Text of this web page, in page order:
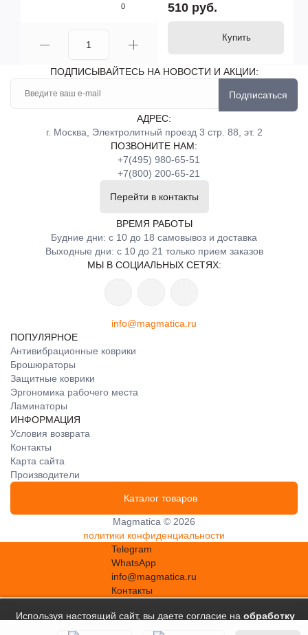
0 510 руб.
Купить
ПОДПИСЫВАЙТЕСЬ НА НОВОСТИ И АКЦИИ:
Подписаться
АДРЕС:
г. Москва, Электролитный проезд 3 стр. 88, эт. 2
ПОЗВОНИТЕ НАМ:
+7(495) 980-65-51
+7(800) 200-65-21
Перейти в контакты
ВРЕМЯ РАБОТЫ
Будние дни: с 10 до 18 самовывоз и доставка
Выходные дни: с 10 до 21 только прием заказов
МЫ В СОЦИАЛЬНЫХ СЕТЯХ:
info@magmatica.ru
ПОПУЛЯРНОЕ
Антивибрационные коврики
Брошюраторы
Защитные коврики
Эргономика рабочего места
Ламинаторы
ИНФОРМАЦИЯ
Условия возврата
Контакты
Карта сайта
Производители
Каталог товаров
Magmatica © 2026
политики конфиденциальности
Telegram
WhatsApp
info@magmatica.ru
Контакты
Используя настоящий сайт, вы даете согласие на обработку
файлов сookie
, в соответствии с